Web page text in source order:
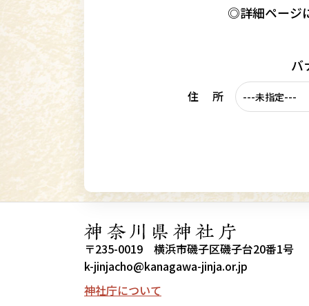
◎詳細ページ
バ
住 所
〒235-0019 横浜市磯子区磯子台20番1号
k-jinjacho@kanagawa-jinja.or.jp
神社庁について